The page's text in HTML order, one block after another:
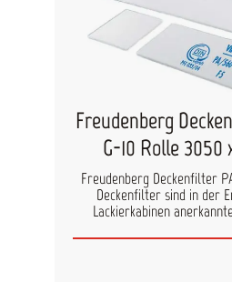
Freudenberg
G-10 Rolle 3050
Freudenberg Deckenfilter
Deckenfilter sind in der
Lackierkabinen
100 % Teilchen > 10 µm ab
Lackschäden.